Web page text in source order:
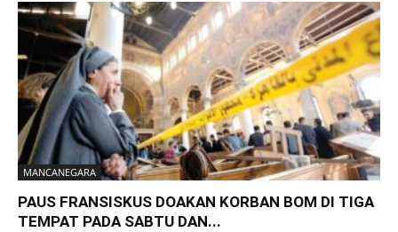
MANCANEGARA
PAUS FRANSISKUS DOAKAN KORBAN BOM DI TIGA
TEMPAT PADA SABTU DAN...